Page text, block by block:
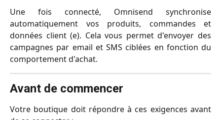
Une fois connecté, Omnisend synchronise
automatiquement vos produits, commandes et
données client (e). Cela vous permet d'envoyer des
campagnes par email et SMS ciblées en fonction du
comportement d'achat.
Avant de commencer
Votre boutique doit répondre à ces exigences avant